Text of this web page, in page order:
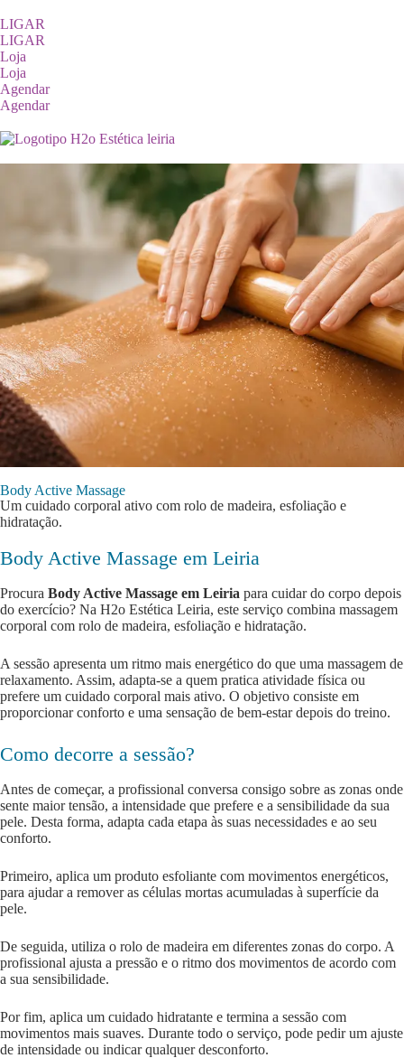
LIGAR
LIGAR
Loja
Loja
Agendar
Agendar
Body Active Massage
Um cuidado corporal ativo com rolo de madeira, esfoliação e
hidratação.
Body Active Massage em Leiria
Procura Body Active Massage em Leiria para cuidar do corpo depois
do exercício? Na H2o Estética Leiria, este serviço combina massagem
corporal com rolo de madeira, esfoliação e hidratação.
A sessão apresenta um ritmo mais energético do que uma massagem de
relaxamento. Assim, adapta-se a quem pratica atividade física ou
prefere um cuidado corporal mais ativo. O objetivo consiste em
proporcionar conforto e uma sensação de bem-estar depois do treino.
Como decorre a sessão?
Antes de começar, a profissional conversa consigo sobre as zonas onde
sente maior tensão, a intensidade que prefere e a sensibilidade da sua
pele. Desta forma, adapta cada etapa às suas necessidades e ao seu
conforto.
Primeiro, aplica um produto esfoliante com movimentos energéticos,
para ajudar a remover as células mortas acumuladas à superfície da
pele.
De seguida, utiliza o rolo de madeira em diferentes zonas do corpo. A
profissional ajusta a pressão e o ritmo dos movimentos de acordo com
a sua sensibilidade.
Por fim, aplica um cuidado hidratante e termina a sessão com
movimentos mais suaves. Durante todo o serviço, pode pedir um ajuste
de intensidade ou indicar qualquer desconforto.